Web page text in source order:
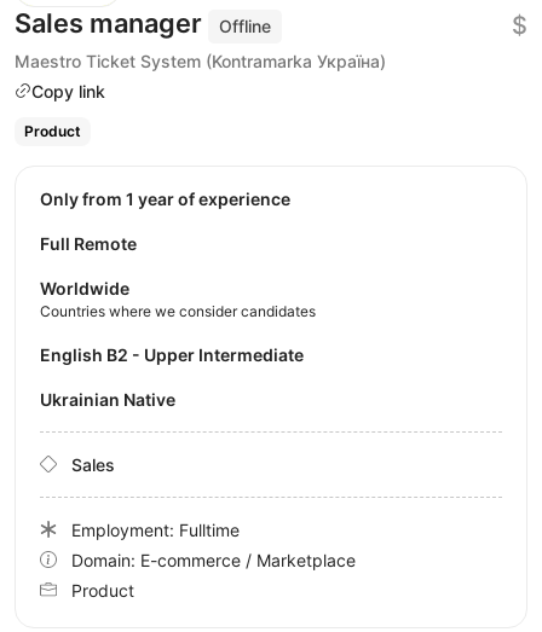
Sales manager
Offline
Maestro Ticket System (Kontramarka Україна)
Copy link
$
Product
Only from 1 year of experience
Full Remote
Worldwide
Countries where we consider candidates
English B2 - Upper Intermediate
Ukrainian Native
Sales
Employment: Fulltime
Domain: E-commerce / Marketplace
Product